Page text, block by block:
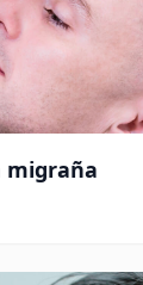
migraña